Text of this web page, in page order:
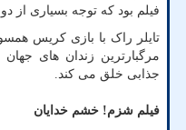
فیلم بود که توجه بسیاری از
تایلر راک با بازی کریس
مرگبارترین زندان های
جذابی خلق می کند.
فیلم شزم! خشم خدایان